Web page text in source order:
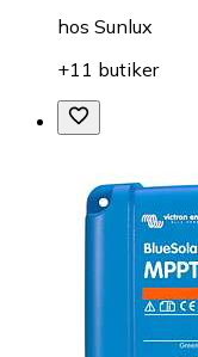
hos Sunlux
+11 butiker